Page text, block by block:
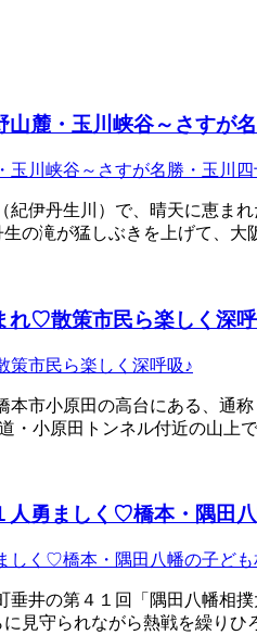
麓・玉川峡谷～さすが
伊丹生川）で、晴天に恵ま
の滝が猛しぶきを上げて、
れ♡散策市民ら楽しく深
市小原田の高台にある、通
・小原田トンネル付近の山
人勇ましく♡橋本・隅田
井の第４１回「隅田八幡相
見守られながら熱戦を繰り